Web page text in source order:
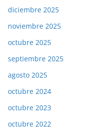
diciembre 2025
noviembre 2025
octubre 2025
septiembre 2025
agosto 2025
octubre 2024
octubre 2023
octubre 2022